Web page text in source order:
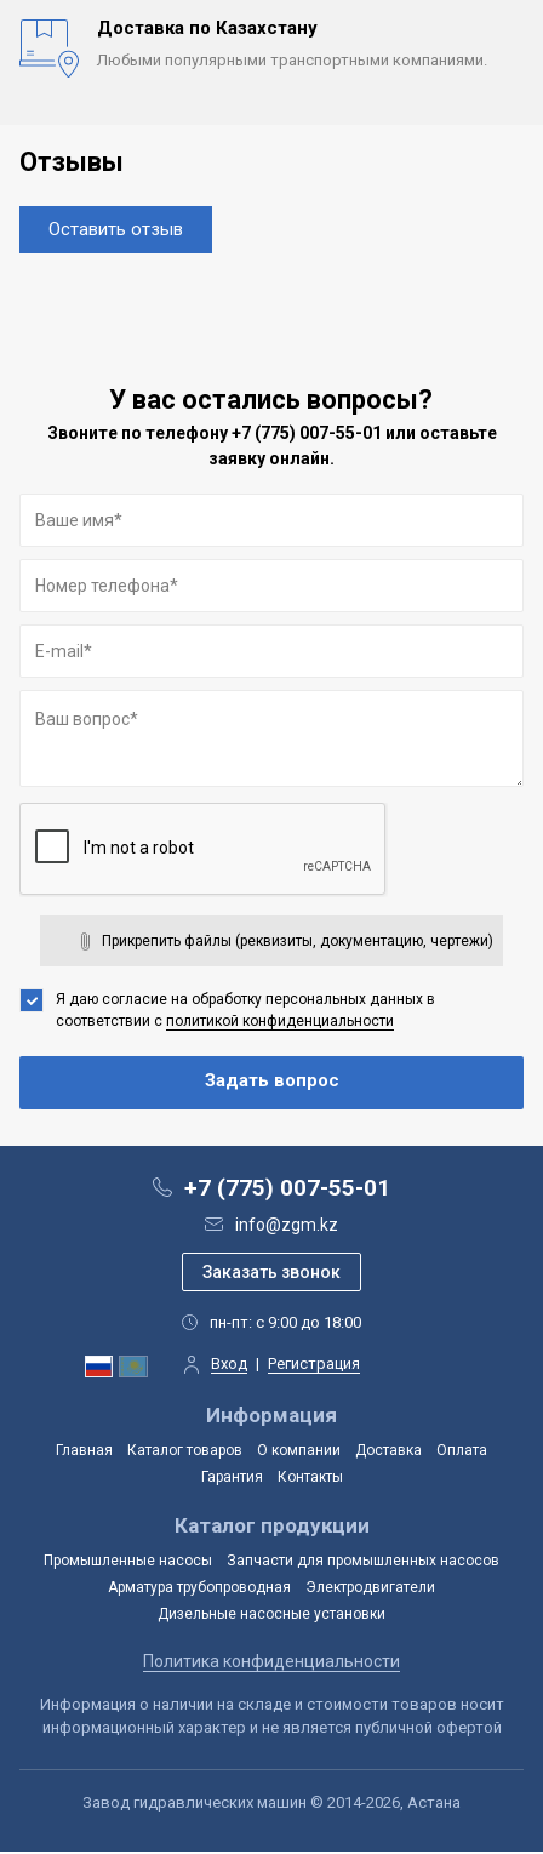
Доставка по Казахстану
Любыми популярными транспортными компаниями.
Отзывы
Оставить отзыв
У вас остались вопросы?
Звоните по телефону+7 (775) 007-55-01 или оставьте
заявку онлайн.
Прикрепить файлы (реквизиты, документацию, чертежи)
Я даю согласие на обработку персональных данных в
соответствии с политикой конфиденциальности
+7 (775) 007-55-01
info@zgm.kz
пн-пт: с 9:00 до 18:00
Вход | Регистрация
Информация
Главная Каталог товаров О компании Доставка
Оплата
Гарантия
Контакты
Каталог продукции
Промышленные насосы
Запчасти для промышленных насосов
Арматура трубопроводная
Электродвигатели
Дизельные насосные установки
Политика конфиденциальности
Информация о наличии на складе и стоимости товаров носит
информационный характер и не является публичной офертой
Завод гидравлических машин © 2014-2026, Астана